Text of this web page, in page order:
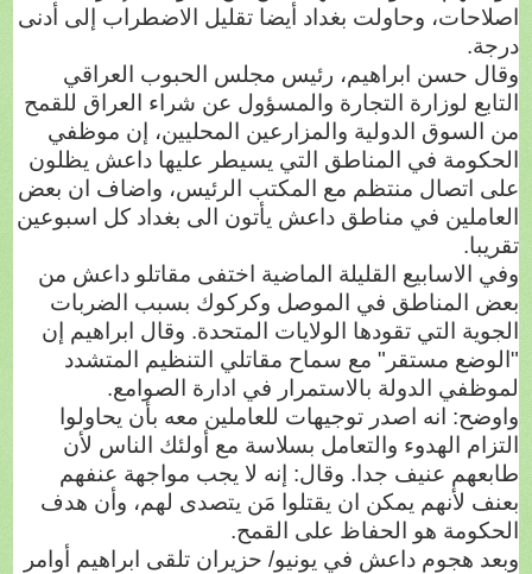
اصلاحات، وحاولت بغداد أيضا تقليل الاضطراب إلى أدنى
درجة.
وقال حسن ابراهيم، رئيس مجلس الحبوب العراقي
التابع لوزارة التجارة والمسؤول عن شراء العراق للقمح
من السوق الدولية والمزارعين المحليين، إن موظفي
الحكومة في المناطق التي يسيطر عليها داعش يظلون
على اتصال منتظم مع المكتب الرئيس، واضاف ان بعض
العاملين في مناطق داعش يأتون الى بغداد كل اسبوعين
تقريبا.
وفي الاسابيع القليلة الماضية اختفى مقاتلو داعش من
بعض المناطق في الموصل وكركوك بسبب الضربات
الجوية التي تقودها الولايات المتحدة. وقال ابراهيم إن
"الوضع مستقر" مع سماح مقاتلي التنظيم المتشدد
لموظفي الدولة بالاستمرار في ادارة الصوامع.
واوضح: انه اصدر توجيهات للعاملين معه بأن يحاولوا
التزام الهدوء والتعامل بسلاسة مع أولئك الناس لأن
طابعهم عنيف جدا. وقال: إنه لا يجب مواجهة عنفهم
بعنف لأنهم يمكن ان يقتلوا مَن يتصدى لهم، وأن هدف
الحكومة هو الحفاظ على القمح.
وبعد هجوم داعش في يونيو/ حزيران تلقى ابراهيم أوامر